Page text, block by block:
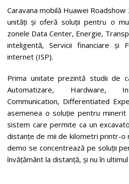
Caravana mobilă Huawei
unități și oferă soluții pentru o
zonele Data Center, Energie,
inteligentă, Servicii financiare și
internet (ISP).
Prima unitate prezintă studii de
Automatizare, Hardware,
Communication, Differentiated
asemenea o soluție pentru
sistem care permite ca un
distanțe de mii de kilometri printr-o
demo se concentrează pe soluții
învățământ la distanță, și nu în